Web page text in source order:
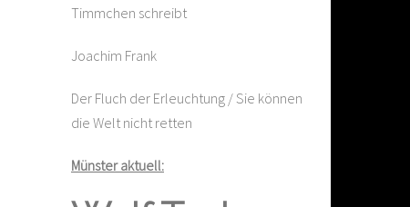
Timmchen schreibt
Joachim Frank
Der Fluch der Erleuchtung / Sie können
die Welt nicht retten
Münster aktuell: